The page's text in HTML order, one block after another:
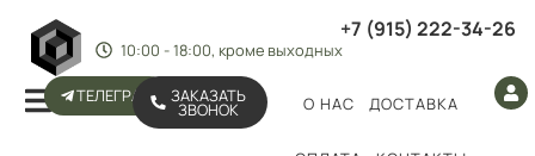
+7 (915) 222-34-26
10:00 - 18:00, кроме выходных
ТЕЛЕГРАМ ЗАКАЗАТЬ
ЗВОНОК О НАС ДОСТАВКА